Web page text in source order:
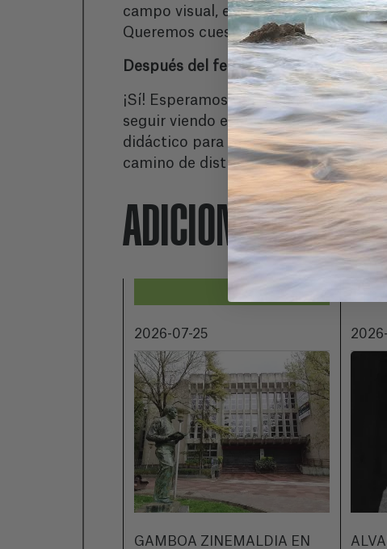
campo visual, excavar en las
Queremos cuestionar el tema tan
Después del festival, ¿qué recorrido
¡Sí! Esperamos tener una larga
seguir viendo el cortometraje
didáctico para proyectarlo en
camino de distribución con
ADICIONALMENTE
2026-07-25
GAMBOA ZINEMALDIA EN